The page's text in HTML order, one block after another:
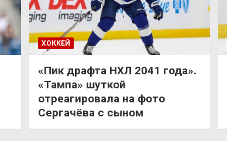
ХОККЕЙ
«Пик драфта НХЛ 2041 года».
«Тампа» шуткой
отреагировала на фото
Сергачёва с сыном